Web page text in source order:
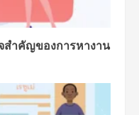
สำคัญของการหางาน